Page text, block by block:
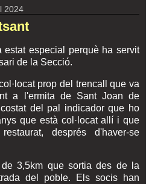
2024
estat especial perquè ha servit
de la Secció.
prop del trencall que va
a l'ermita de Sant Joan de
del pal indicador que ho
que està col·locat allí i que
després d'haver-se
3,5km que sortia des de la
del poble. Els socis han